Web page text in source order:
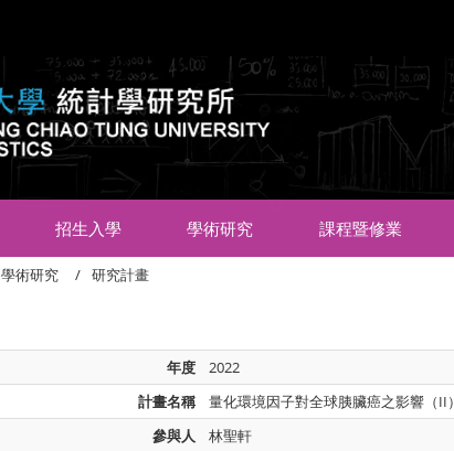
招生入學 學術研究 課程暨修業
學術研究 研究計畫
年度
2022
計畫名稱
量化環境因子對全球胰臟癌之影響（II）
參與人
林聖軒